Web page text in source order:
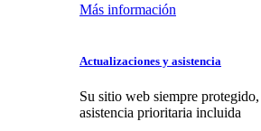
Más información
Actualizaciones y asistencia
Su sitio web siempre
asistencia prioritaria incluida